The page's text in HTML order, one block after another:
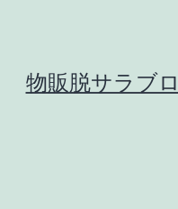
物販脱サラブ